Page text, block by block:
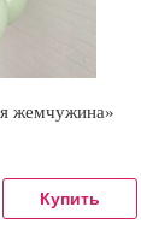
жемчужина»